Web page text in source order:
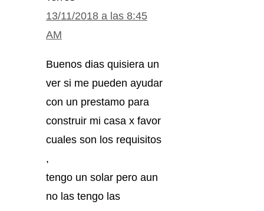
13/11/2018 a las 8:45
AM
Buenos dias quisiera un
ver si me pueden ayudar
con un prestamo para
construir mi casa x favor
cuales son los requisitos
,
tengo un solar pero aun
no las tengo las